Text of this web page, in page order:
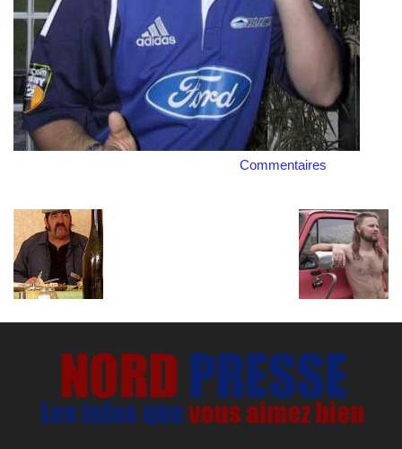
Commentaires